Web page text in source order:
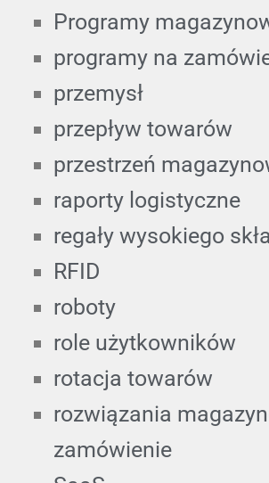
Programy
programy na
przemysł
przepływ towarów
przestrzeń
raporty logistyczne
regały wysokiego
RFID
roboty
role użytkowników
rotacja towarów
rozwiązania
zamówienie